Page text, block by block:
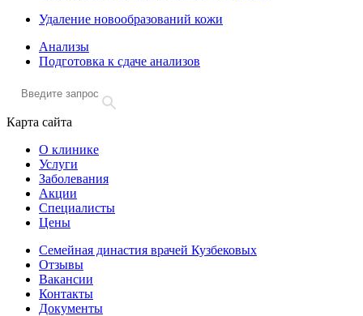
Удаление новообразований кожи
Анализы
Подготовка к сдаче анализов
Карта сайта
О клинике
Услуги
Заболевания
Акции
Специалисты
Цены
Семейная династия врачей Кузбековых
Отзывы
Вакансии
Контакты
Документы